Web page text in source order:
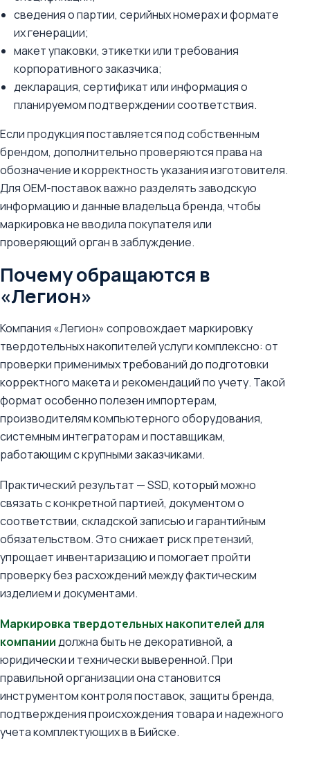
сведения о партии, серийных номерах и формате
их генерации;
макет упаковки, этикетки или требования
корпоративного заказчика;
декларация, сертификат или информация о
планируемом подтверждении соответствия.
Если продукция поставляется под собственным
брендом, дополнительно проверяются права на
обозначение и корректность указания изготовителя.
Для OEM-поставок важно разделять заводскую
информацию и данные владельца бренда, чтобы
маркировка не вводила покупателя или
проверяющий орган в заблуждение.
Почему обращаются в
«Легион»
Компания «Легион» сопровождает маркировку
твердотельных накопителей услуги комплексно: от
проверки применимых требований до подготовки
корректного макета и рекомендаций по учету. Такой
формат особенно полезен импортерам,
производителям компьютерного оборудования,
системным интеграторам и поставщикам,
работающим с крупными заказчиками.
Практический результат — SSD, который можно
связать с конкретной партией, документом о
соответствии, складской записью и гарантийным
обязательством. Это снижает риск претензий,
упрощает инвентаризацию и помогает пройти
проверку без расхождений между фактическим
изделием и документами.
Маркировка твердотельных накопителей для
компаниидолжна быть не декоративной, а
юридически и технически выверенной. При
правильной организации она становится
инструментом контроля поставок, защиты бренда,
подтверждения происхождения товара и надежного
учета комплектующих в в Бийске.